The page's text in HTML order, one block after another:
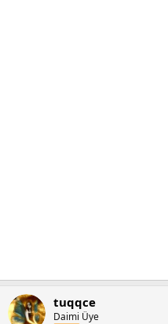
tuqqce
Daimi Üye